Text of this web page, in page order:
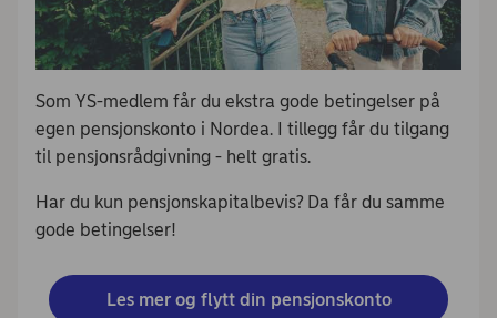
Som YS-medlem får du ekstra gode betingelser på
egen pensjonskonto i Nordea. I tillegg får du tilgang
til pensjonsrådgivning - helt gratis.
Har du kun pensjonskapitalbevis? Da får du samme
gode betingelser!
Les mer og flytt din pensjonskonto